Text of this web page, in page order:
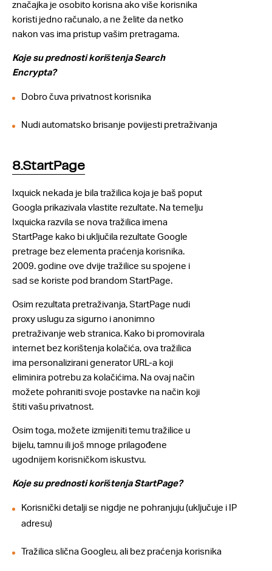
značajka je osobito korisna ako više korisnika
koristi jedno računalo, a ne želite da netko
nakon vas ima pristup vašim pretragama.
Koje su prednosti korištenja Search
Encrypta?
Dobro čuva privatnost korisnika
Nudi automatsko brisanje povijesti pretraživanja
8.StartPage
Ixquick nekada je bila tražilica koja je baš poput
Googla prikazivala vlastite rezultate. Na temelju
Ixquicka razvila se nova tražilica imena
StartPage kako bi uključila rezultate Google
pretrage bez elementa praćenja korisnika.
2009. godine ove dvije tražilice su spojene i
sad se koriste pod brandom StartPage.
Osim rezultata pretraživanja, StartPage nudi
proxy uslugu za sigurno i anonimno
pretraživanje web stranica. Kako bi promovirala
internet bez korištenja kolačića, ova tražilica
ima personalizirani generator URL-a koji
eliminira potrebu za kolačićima. Na ovaj način
možete pohraniti svoje postavke na način koji
štiti vašu privatnost.
Osim toga, možete izmijeniti temu tražilice u
bijelu, tamnu ili još mnoge prilagođene
ugodnijem korisničkom iskustvu.
Koje su prednosti korištenja StartPage?
Korisnički detalji se nigdje ne pohranjuju (uključuje i IP
adresu)
Tražilica slična Googleu, ali bez praćenja korisnika